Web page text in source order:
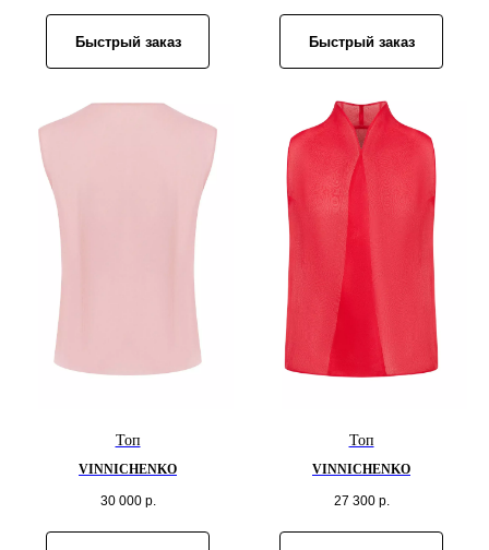
Быстрый заказ Быстрый заказ
Топ
VINNICHENKO
30 000 р.
Топ
VINNICHENKO
27 300 р.